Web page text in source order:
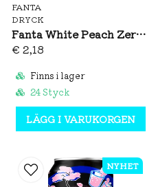
FANTA
DRYCK
Fanta White Peach Zero 350ml (Korea)
€ 2,18
Finns i lager
24 Styck
LÄGG I VARUKORGEN
NYHET